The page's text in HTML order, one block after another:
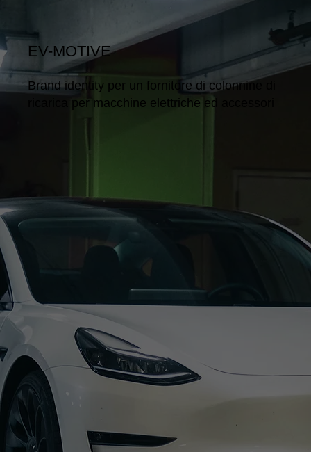
EV-MOTIVE
Brand identity per un fornitore di colonnine di
ricarica per macchine elettriche ed accessori